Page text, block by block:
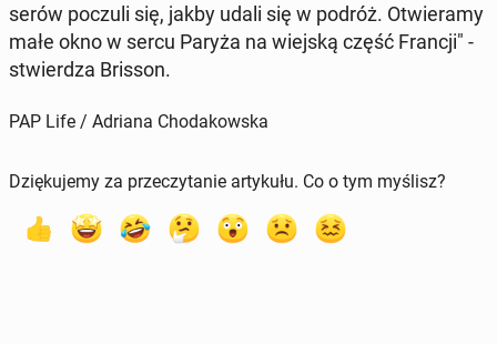
serów poczuli się, jakby udali się w podróż. Otwie­ra­my
małe okno w sercu Paryża na wiejską część Francji" -
stwier­dza Brisson.
PAP Life / Adriana Chodakowska
Dziękujemy za przeczytanie artykułu. Co o tym myślisz?